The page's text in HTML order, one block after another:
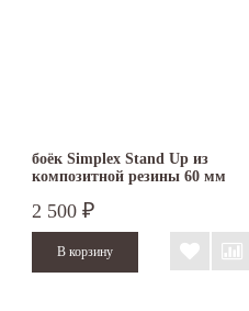
боёк Simplex Stand Up из
композитной резины 60 мм
2 500 ₽